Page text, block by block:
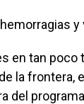
y
en tan
la frontera,
del